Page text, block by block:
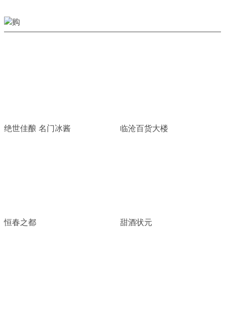
绝世佳酿 名门冰酱 临沧百货大楼
恒春之都 甜酒状元